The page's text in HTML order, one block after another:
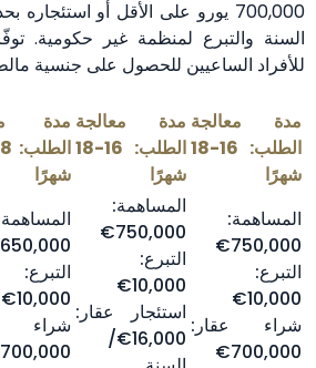
السنة والتبرع لمنظمة غير حكومية.
للأفراد الساعيين للحصول على جنسية
مدة معالجة
الطلب: 16-18
شهرًا
مدة معالجة
الطلب: 16-18
شهرًا
مدة
شهرًا
المساهمة:
750,000€
التبرع:
10,000€
شراء عقار:
700,000€
المساهمة:
750,000€
التبرع:
10,000€
استئجار عقار:
16,000€/
650,000€
التبرع:
10,000€
شراء
700,000€